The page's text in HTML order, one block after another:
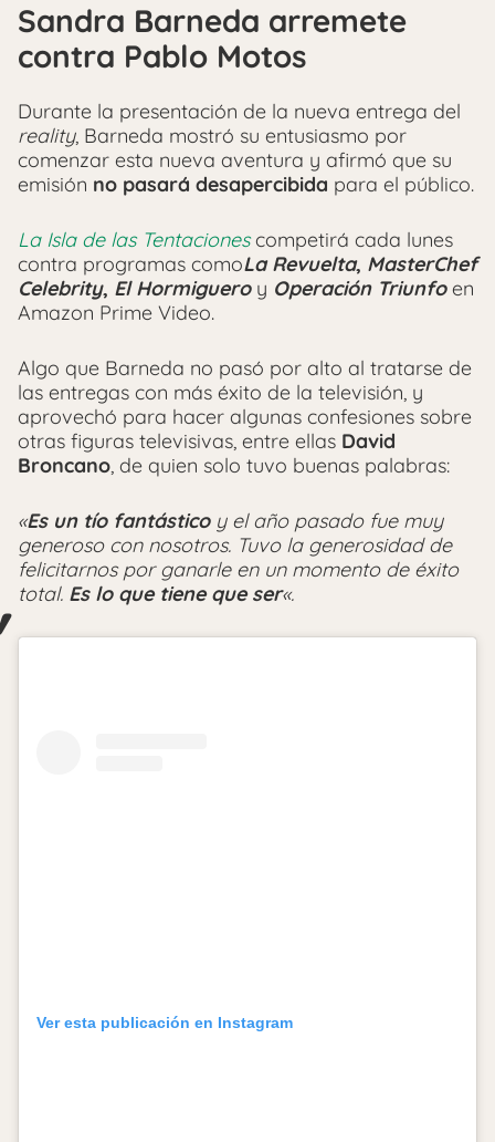
Sandra Barneda arremete
contra Pablo Motos
Durante la presentación de la nueva entrega del
reality, Barneda mostró su entusiasmo por
comenzar esta nueva aventura y afirmó que su
emisión no pasará desapercibida para el público.
La Isla de las Tentacionescompetirá cada lunes
contra programas comoLa Revuelta, MasterChef
Celebrity, El Hormiguero y Operación Triunfoen
Amazon Prime Video.
Algo que Barneda no pasó por alto al tratarse de
las entregas con más éxito de la televisión, y
aprovechó para hacer algunas confesiones sobre
otras figuras televisivas, entre ellas David
Broncano, de quien solo tuvo buenas palabras:
«Es un tío fantásticoy el año pasado fue muy
generoso con nosotros. Tuvo la generosidad de
felicitarnos por ganarle en un momento de éxito
total. Es lo que tiene que ser«.
Ver esta publicación en Instagram